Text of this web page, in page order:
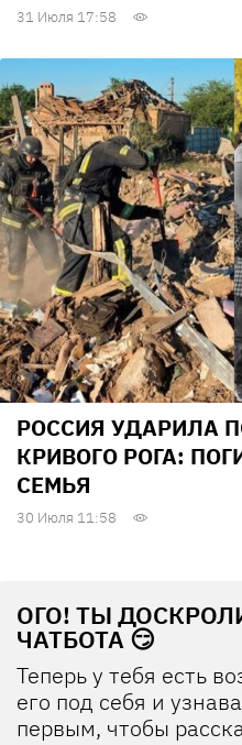
31 Июля 17:58
РОССИЯ УДАРИЛА
КРИВОГО РОГА:
СЕМЬЯ
30 Июля 11:58
ОГО! ТЫ
ЧАТБОТА 😏
Теперь у тебя есть
его под себя и
первым, чтобы